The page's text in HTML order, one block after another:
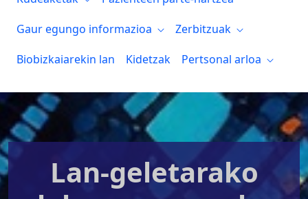
Gaur egungo informazioa
Zerbitzuak
Biobizkaiarekin lan
Kidetzak Pertsonal arloa
Lan-geletarako